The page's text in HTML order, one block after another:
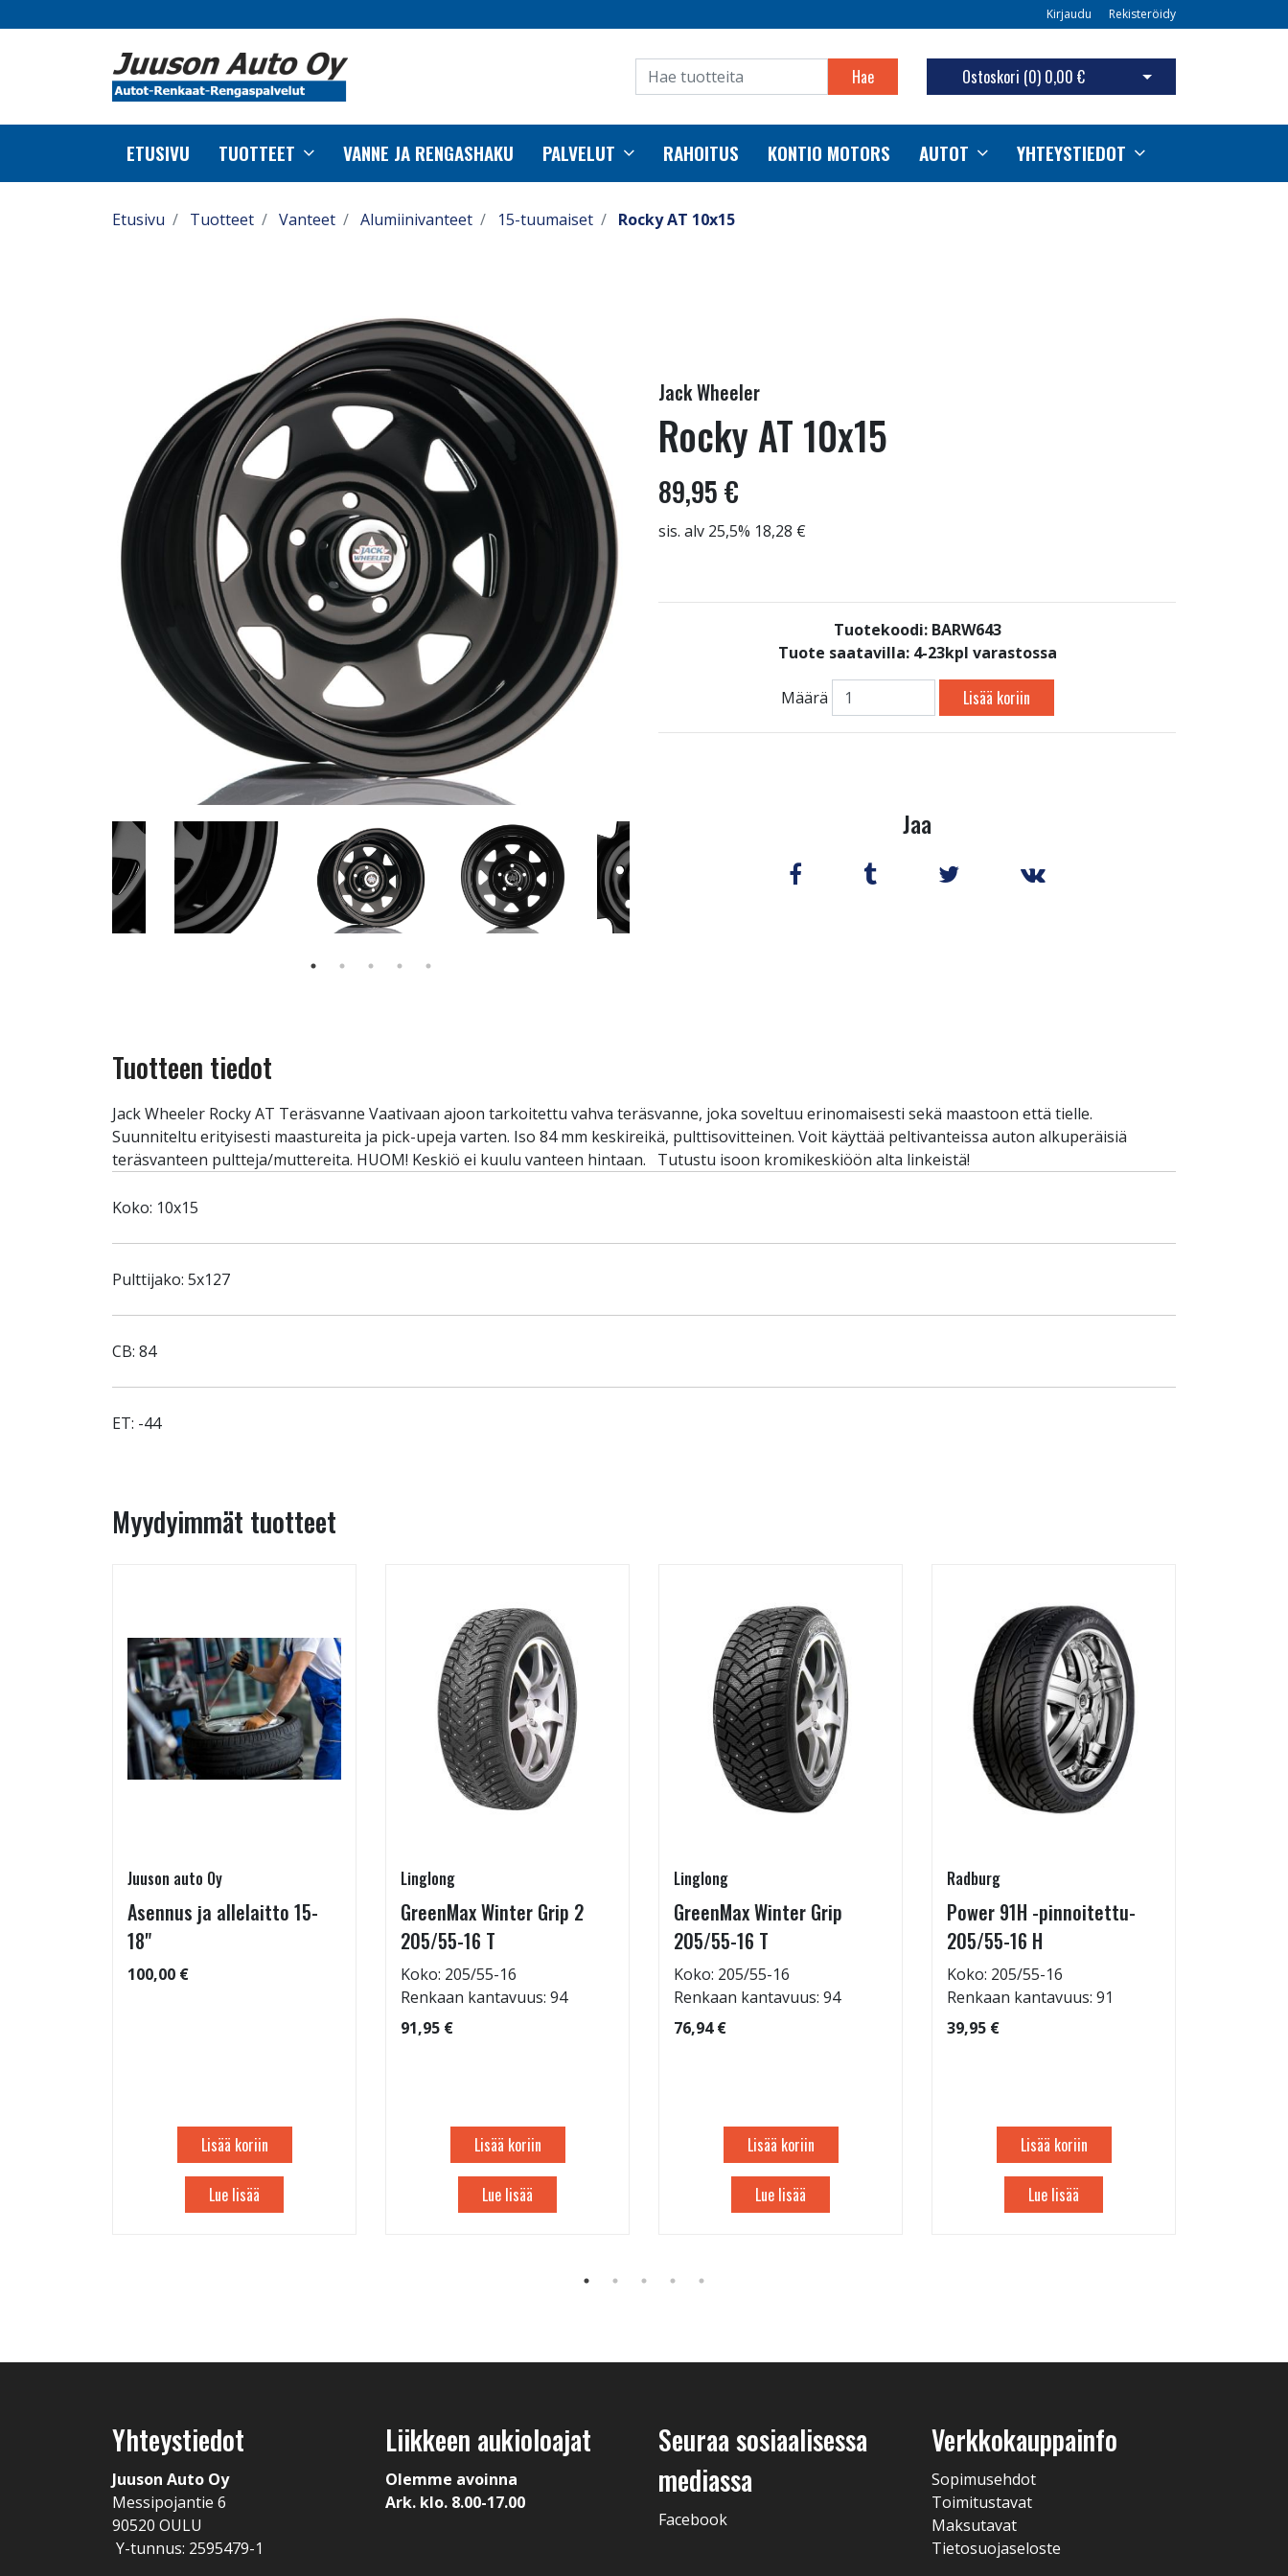
Kirjaudu Rekisteröidy
Hae Ostoskori (0) 0,00 € Avaa ostoskori
ETUSIVU TUOTTEET VANNE JA RENGASHAKU PALVELUT RAHOITUS KONTIO MOTORS AUTOT YHTEYSTIEDOT
Etusivu Tuotteet Vanteet Alumiinivanteet 15-tuumaiset Rocky AT 10x15
Jack Wheeler
Rocky AT 10x15
89,95 €
sis. alv 25,5% 18,28 €
Tuotekoodi: BARW643
Tuote saatavilla: 4-23kpl varastossa
Määrä Lisää koriin
Jaa
Tuotteen tiedot
Jack Wheeler Rocky AT Teräsvanne Vaativaan ajoon tarkoitettu vahva teräsvanne, joka soveltuu erinomaisesti sekä maastoon että tielle.
Suunniteltu erityisesti maastureita ja pick-upeja varten. Iso 84 mm keskireikä, pulttisovitteinen. Voit käyttää peltivanteissa auton alkuperäisiä
teräsvanteen pultteja/muttereita. HUOM! Keskiö ei kuulu vanteen hintaan. Tutustu isoon kromikeskiöön alta linkeistä!
Koko: 10x15
Pulttijako: 5x127
CB: 84
ET: -44
Myydyimmät tuotteet
Juuson auto Oy
Asennus ja allelaitto 15-
18"
100,00 €
Lisää koriin
Lue lisää
Linglong
GreenMax Winter Grip 2
205/55-16 T
Koko: 205/55-16
Renkaan kantavuus: 94
91,95 €
Lisää koriin
Lue lisää
Linglong
GreenMax Winter Grip
205/55-16 T
Koko: 205/55-16
Renkaan kantavuus: 94
76,94 €
Lisää koriin
Lue lisää
Radburg
Power 91H -pinnoitettu-
205/55-16 H
Koko: 205/55-16
Renkaan kantavuus: 91
39,95 €
Lisää koriin
Lue lisää
Yhteystiedot
Juuson Auto Oy
Messipojantie 6
90520 OULU
Y-tunnus: 2595479-1
Liikkeen aukioloajat
Olemme avoinna
Ark. klo. 8.00-17.00
Seuraa sosiaalisessa
mediassa
Facebook
Verkkokauppainfo
Sopimusehdot
Toimitustavat
Maksutavat
Tietosuojaseloste